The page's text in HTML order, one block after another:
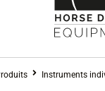
Instruments